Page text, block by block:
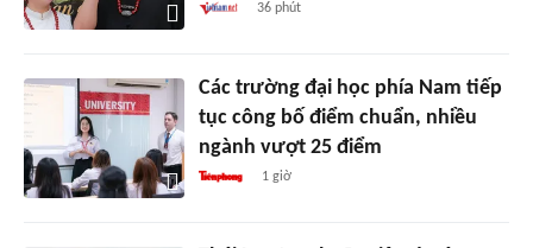
36 phút
Các trường đại học phía Nam tiếp
tục công bố điểm chuẩn, nhiều
ngành vượt 25 điểm
1 giờ